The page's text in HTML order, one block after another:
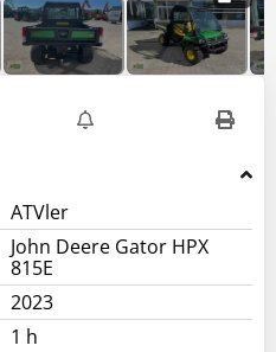
ATVler
John Deere Gator HPX
815E
2023
1 h